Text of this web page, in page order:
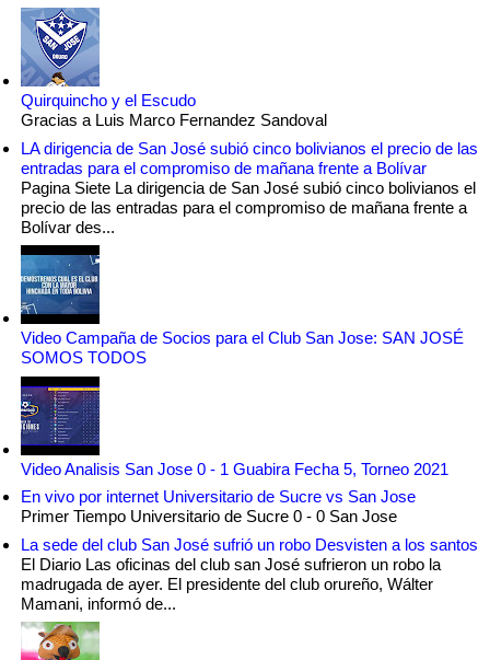
Quirquincho y el Escudo
Gracias a Luis Marco Fernandez Sandoval
LA dirigencia de San José subió cinco bolivianos el precio de las
entradas para el compromiso de mañana frente a Bolívar
Pagina Siete La dirigencia de San José subió cinco bolivianos el
precio de las entradas para el compromiso de mañana frente a
Bolívar des...
Video Campaña de Socios para el Club San Jose: SAN JOSÉ
SOMOS TODOS
Video Analisis San Jose 0 - 1 Guabira Fecha 5, Torneo 2021
En vivo por internet Universitario de Sucre vs San Jose
Primer Tiempo Universitario de Sucre 0 - 0 San Jose
La sede del club San José sufrió un robo Desvisten a los santos
El Diario Las oficinas del club san José sufrieron un robo la
madrugada de ayer. El presidente del club orureño, Wálter
Mamani, informó de...